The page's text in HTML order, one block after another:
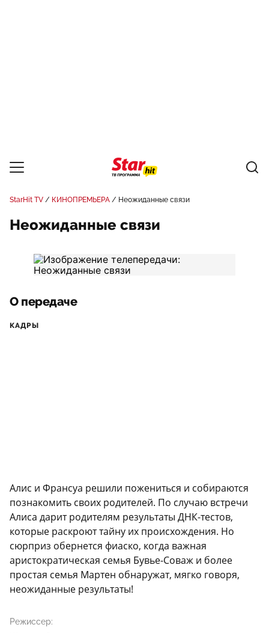
StarHit TV КИНОПРЕМЬЕРА Неожиданные связи
Неожиданные связи
О передаче
КАДРЫ
Алис и Франсуа решили пожениться и собираются
познакомить своих родителей. По случаю встречи
Алиса дарит родителям результаты ДНК-тестов,
которые раскроют тайну их происхождения. Но
сюрприз обернется фиаско, когда важная
аристократическая семья Бувье-Соваж и более
простая семья Мартен обнаружат, мягко говоря,
неожиданные результаты!
Режиссер: